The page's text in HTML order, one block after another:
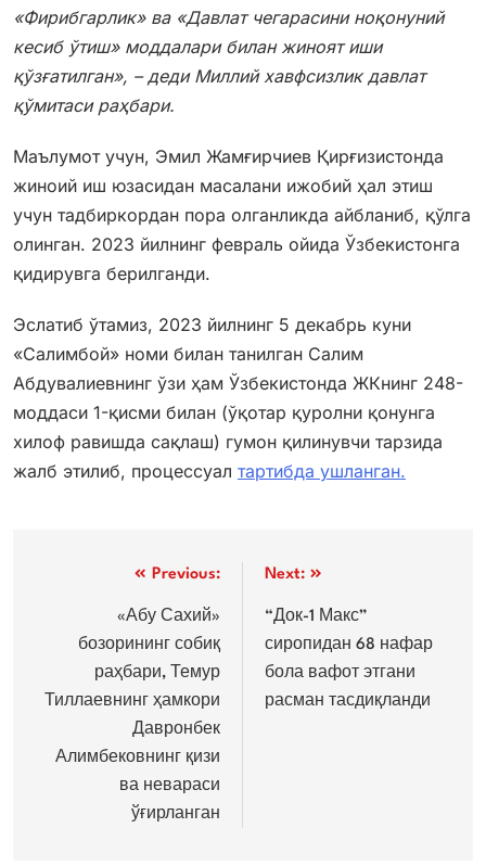
«Фирибгарлик» ва «Давлат чегарасини ноқонуний
кесиб ўтиш» моддалари билан жиноят иши
қўзғатилган», – деди Миллий хавфсизлик давлат
қўмитаси раҳбари.
Маълумот учун, Эмил Жамғирчиев Қирғизистонда
жиноий иш юзасидан масалани ижобий ҳал этиш
учун тадбиркордан пора олганликда айбланиб, қўлга
олинган. 2023 йилнинг февраль ойида Ўзбекистонга
қидирувга берилганди.
Эслатиб ўтамиз, 2023 йилнинг 5 декабрь куни
«Салимбой» номи билан танилган Салим
Абдувалиевнинг ўзи ҳам Ўзбекистонда ЖКнинг 248-
моддаси 1-қисми билан (ўқотар қуролни қонунга
хилоф равишда сақлаш) гумон қилинувчи тарзида
жалб этилиб, процессуал тартибда ушланган.
menyusi
Previous:
«Абу Сахий»
бозорининг собиқ
раҳбари, Темур
Тиллаевнинг ҳамкори
Давронбек
Алимбековнинг қизи
ва невараси
ўғирланган
Next:
“Док-1 Макс”
сиропидан 68 нафар
бола вафот этгани
расман тасдиқланди